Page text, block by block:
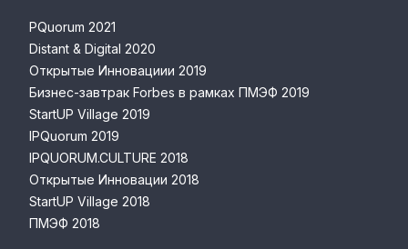
PQuorum 2021
Distant & Digital 2020
Открытые Инновациии 2019
Бизнес-завтрак Forbes в рамках ПМЭФ 2019
StartUP Village 2019
IPQuorum 2019
IPQUORUM.CULTURE 2018
Открытые Инновации 2018
StartUP Village 2018
ПМЭФ 2018